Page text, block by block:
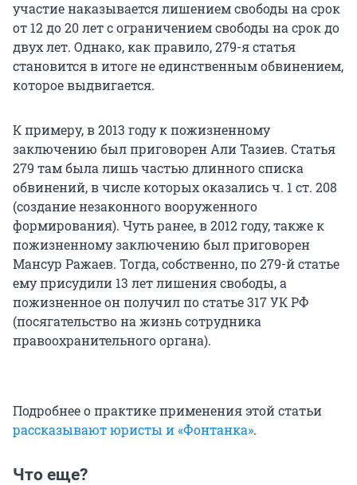
участие наказывается лишением свободы на срок
от 12 до 20 лет с ограничением свободы на срок до
двух лет. Однако, как правило, 279-я статья
становится в итоге не единственным обвинением,
которое выдвигается.
К примеру, в 2013 году к пожизненному
заключению был приговорен Али Тазиев. Статья
279 там была лишь частью длинного списка
обвинений, в числе которых оказались ч. 1 ст. 208
(создание незаконного вооруженного
формирования). Чуть ранее, в 2012 году, также к
пожизненному заключению был приговорен
Мансур Ражаев. Тогда, собственно, по 279-й статье
ему присудили 13 лет лишения свободы, а
пожизненное он получил по статье 317 УК РФ
(посягательство на жизнь сотрудника
правоохранительного органа).
Подробнее о практике применения этой статьи
рассказывают юристы и «Фонтанка».
Что еще?